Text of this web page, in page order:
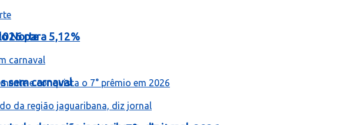
para 5,12%
Norte
sem carnaval